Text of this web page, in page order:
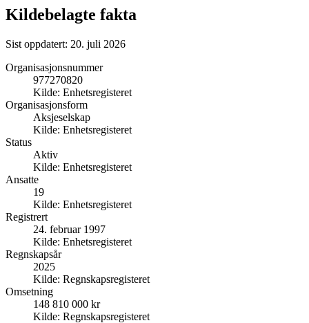
Kildebelagte fakta
Sist oppdatert: 20. juli 2026
Organisasjonsnummer
977270820
Kilde: Enhetsregisteret
Organisasjonsform
Aksjeselskap
Kilde: Enhetsregisteret
Status
Aktiv
Kilde: Enhetsregisteret
Ansatte
19
Kilde: Enhetsregisteret
Registrert
24. februar 1997
Kilde: Enhetsregisteret
Regnskapsår
2025
Kilde: Regnskapsregisteret
Omsetning
148 810 000 kr
Kilde: Regnskapsregisteret